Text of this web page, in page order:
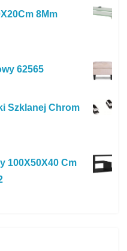
8Mm
62565
Szklanej Chrom
100X50X40 Cm